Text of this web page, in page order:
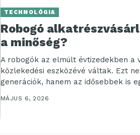
TECHNOLÓGIA
Robogó
a minőség?
A robogók az elmúlt évtizedekben a
közlekedési eszközévé váltak. Ezt
generációk, hanem az idősebbek is
MÁJUS 6, 2026